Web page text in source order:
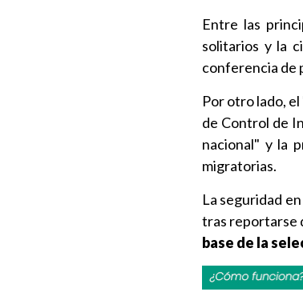
Entre las
solitarios y la
conferencia de
Por otro lado,
de Control de
nacional" y la
migratorias.
La seguridad
tras reportarse
base de la